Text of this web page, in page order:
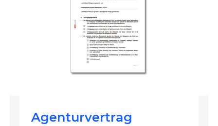
Agenturvertrag